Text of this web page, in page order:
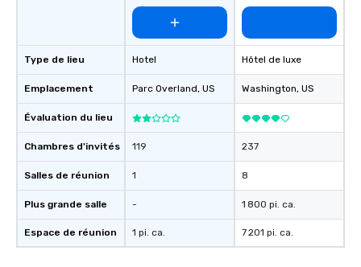
Type de lieu
Emplacement
Évaluation du lieu
Chambres d'invités
Salles de réunion
Plus grande salle
Espace de réunion
Hotel
Parc Overland, US
119
1
-
1 pi. ca.
Hôtel de luxe
Washington, US
237
8
1 800 pi. ca.
7 201 pi. ca.